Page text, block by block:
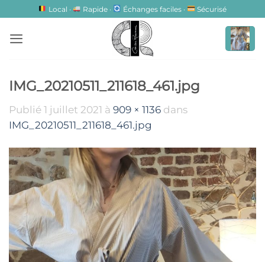
contenu
Local · Rapide · Échanges faciles · Sécurisé
IMG_20210511_211618_461.jpg
Publié 1 juillet 2021 à 909 × 1136 dans
IMG_20210511_211618_461.jpg